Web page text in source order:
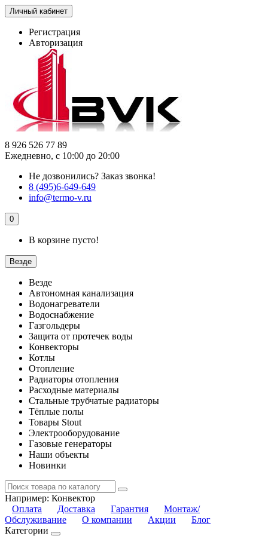
Личный кабинет
Регистрация
Авторизация
8 926 526 77 89
Ежедневно, с 10:00 до 20:00
Не дозвонились? Заказ звонка!
8 (495)6-649-649
info@termo-v.ru
0
В корзине пусто!
Везде
Везде
Автономная канализация
Водонагреватели
Водоснабжение
Газгольдеры
Защита от протечек воды
Конвекторы
Котлы
Отопление
Радиаторы отопления
Расходные материалы
Стальные трубчатые радиаторы
Тёплые полы
Товары Stout
Электрооборудование
Газовые генераторы
Наши объекты
Новинки
Например: Конвектор
Оплата
Доставка Гарантия
Монтаж/
Обслуживание
О компании Акции
Блог
Категории